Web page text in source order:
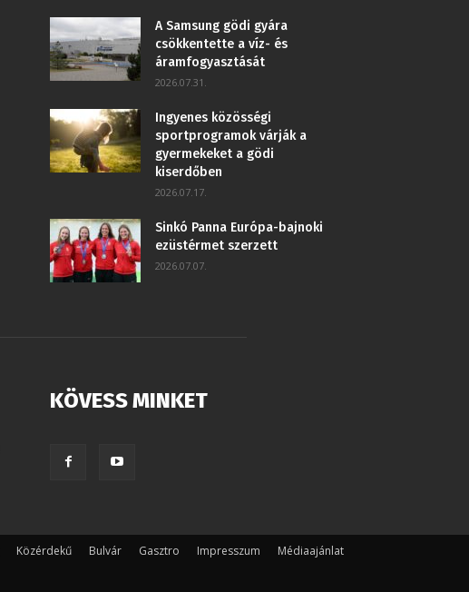
A Samsung gödi gyára
csökkentette a víz- és
áramfogyasztását
2026.07.31.
Ingyenes közösségi
sportprogramok várják a
gyermekeket a gödi
kiserdőben
2026.07.17.
Sinkó Panna Európa-bajnoki
ezüstérmet szerzett
2026.07.07.
KÖVESS MINKET
Közérdekű Bulvár Gasztro Impresszum Médiaajánlat